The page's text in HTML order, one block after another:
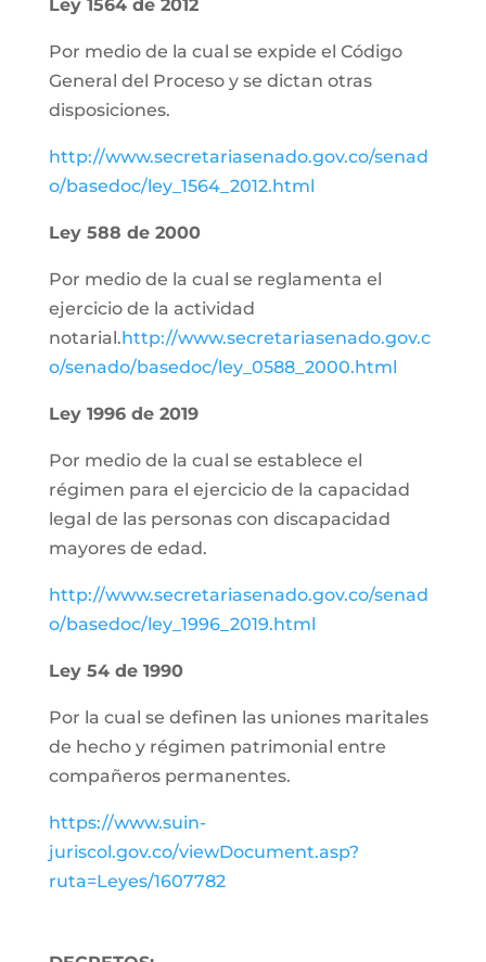
Ley 1564 de 2012
Por medio de la cual se expide el Código
General del Proceso y se dictan otras
disposiciones.
http://www.secretariasenado.gov.co/senad
o/basedoc/ley_1564_2012.html
Ley 588 de 2000
Por medio de la cual se reglamenta el
ejercicio de la actividad
notarial.http://www.secretariasenado.gov.c
o/senado/basedoc/ley_0588_2000.html
Ley 1996 de 2019
Por medio de la cual se establece el
régimen para el ejercicio de la capacidad
legal de las personas con discapacidad
mayores de edad.
http://www.secretariasenado.gov.co/senad
o/basedoc/ley_1996_2019.html
Ley 54 de 1990
Por la cual se definen las uniones maritales
de hecho y régimen patrimonial entre
compañeros permanentes.
https://www.suin-
juriscol.gov.co/viewDocument.asp?
ruta=Leyes/1607782